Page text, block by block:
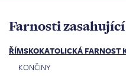
Farnosti
ŘÍMSKOKATOLICKÁ FARNOST
KONČINY